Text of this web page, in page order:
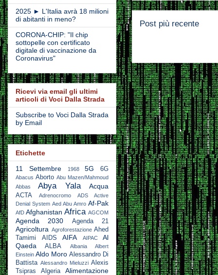
Post più recente
2025 ► L'Italia avrà 18 milioni
di abitanti in meno?
CORONA-CHIP: "Il chip
sottopelle con certificato
digitale di vaccinazione da
Coronavirus"
Ricevi via email gli ultimi
articoli di Voci Dalla Strada
Subscribe to Voci Dalla Strada
by Email
Etichette
11 Settembre
1968 5G 6G
Abacus Aborto Abu Mazen/Mahmoud
Abbas
Abya Yala Acqua
ACTA Adrenocromo
ADS Active
Denial System Aed Abu Amro Af-Pak
AfD Afghanistan Africa AGCOM
Agenda 2030 Agenda 21
Agricoltura Agroforestazione Ahed
Tamimi
AIDS AIFA AIPAC
Al
Qaeda
ALBA Albania
Albert
Einstein Aldo Moro Alessandro Di
Battista Alessandro Mieluzzi Alexis
Tsipras
Algeria Alimentazione